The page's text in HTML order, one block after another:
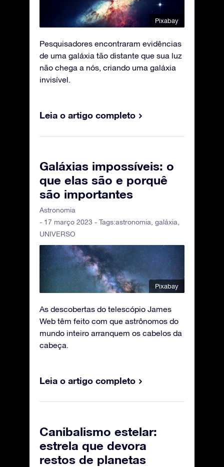
Pixabay
Pesquisadores encontraram evidências
de uma galáxia tão distante que sua luz
não chega a nós, criando uma galáxia
invisível.
Leia o artigo completo
Galáxias impossíveis: o
que elas são e porquê
são importantes
Astronomia
- 17 março 2023 - Tags:astronomia galáxia
UNIVERSO
Pixabay
As descobertas do telescópio James
Web têm feito com que astrônomos do
mundo inteiro arranquem os cabelos da
cabeça.
Leia o artigo completo
Canibalismo estelar:
estrela que devora
restos de planetas